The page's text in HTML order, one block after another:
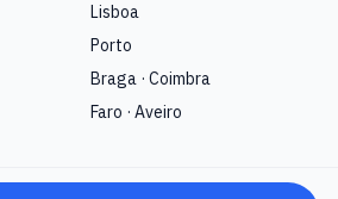
Lisboa
Porto
Braga · Coimbra
Faro · Aveiro